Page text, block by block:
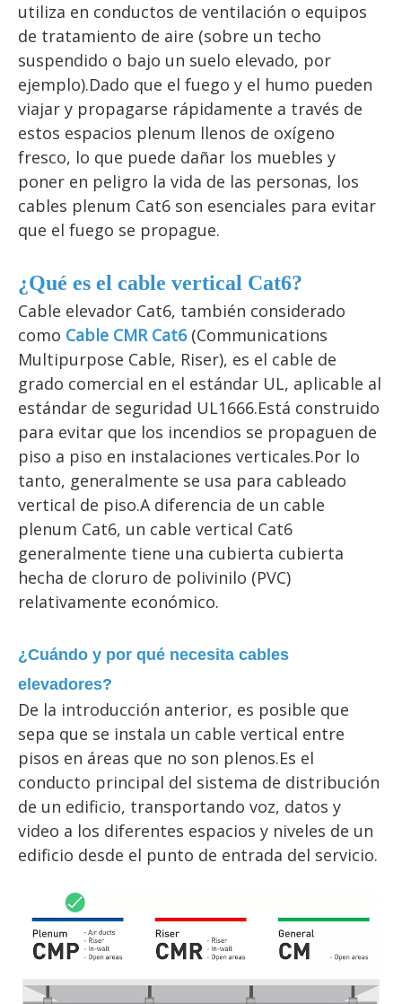
utiliza en conductos de ventilación o equipos
de tratamiento de aire (sobre un techo
suspendido o bajo un suelo elevado, por
ejemplo).Dado que el fuego y el humo pueden
viajar y propagarse rápidamente a través de
estos espacios plenum llenos de oxígeno
fresco, lo que puede dañar los muebles y
poner en peligro la vida de las personas, los
cables plenum Cat6 son esenciales para evitar
que el fuego se propague.
¿Qué es el cable vertical Cat6?
Cable elevador Cat6, también considerado
como Cable CMR Cat6 (Communications
Multipurpose Cable, Riser), es el cable de
grado comercial en el estándar UL, aplicable al
estándar de seguridad UL1666.Está construido
para evitar que los incendios se propaguen de
piso a piso en instalaciones verticales.Por lo
tanto, generalmente se usa para cableado
vertical de piso.A diferencia de un cable
plenum Cat6, un cable vertical Cat6
generalmente tiene una cubierta cubierta
hecha de cloruro de polivinilo (PVC)
relativamente económico.
¿Cuándo y por qué necesita cables
elevadores?
De la introducción anterior, es posible que
sepa que se instala un cable vertical entre
pisos en áreas que no son plenos.Es el
conducto principal del sistema de distribución
de un edificio, transportando voz, datos y
video a los diferentes espacios y niveles de un
edificio desde el punto de entrada del servicio.